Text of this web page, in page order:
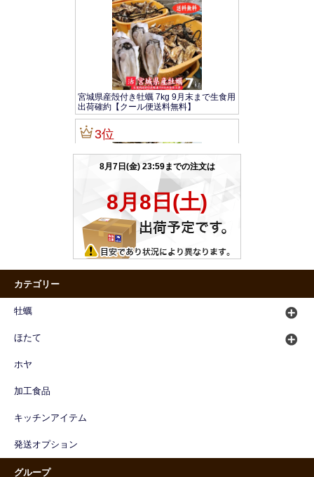
カテゴリー
牡蠣
ほたて
ホヤ
加工食品
キッチンアイテム
発送オプション
グループ